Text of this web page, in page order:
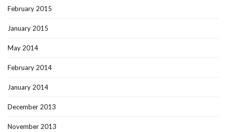
February 2015
January 2015
May 2014
February 2014
January 2014
December 2013
November 2013